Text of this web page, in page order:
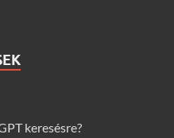
keresésre?